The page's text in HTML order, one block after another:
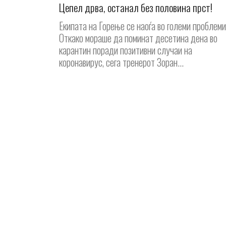
Цепел дрва, останал без половина прст!
Екипата на Горење се наоѓа во големи
Откако мораше да поминат десетина дена во
карантин поради позитивни случаи на
коронавирус, сега тренерот Зоран...